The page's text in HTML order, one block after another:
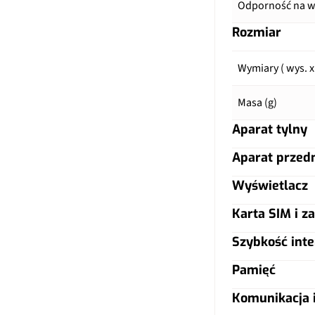
Odporność na
Rozmiar
Wymiary ( wys.
Masa (g)
Aparat tylny
Główny aparat
Autofocus
Ogniskowa
Lampa błyskowa
Aparat
Główny aparat
Ogniskowa
Lampa błyskowa
Wyświetlacz
Typ ekranu
Rozdzielczość
Karta SIM i
Typ karty SIM
Szybkość
LTE
Pamięć
Warianty pamięci
Komunikacja